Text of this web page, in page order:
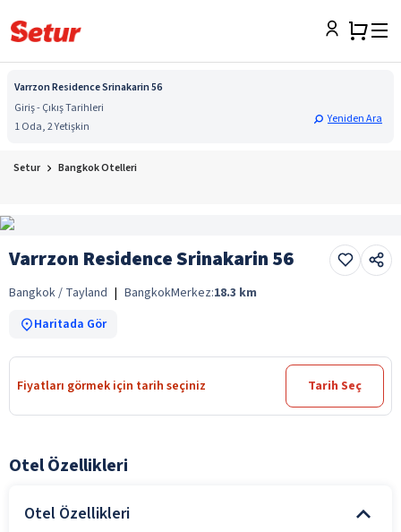
Varrzon Residence Srinakarin 56
Giriş - Çıkış Tarihleri
1 Oda, 2 Yetişkin
Yeniden Ara
Setur Bangkok Otelleri
Varrzon Residence Srinakarin 56
Bangkok / Tayland | BangkokMerkez:18.3 km
Haritada Gör
Fiyatları görmek için tarih seçiniz Tarih Seç
Otel Özellikleri
Otel Özellikleri